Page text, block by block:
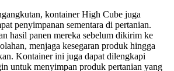
kontainer High Cube juga
penyimpanan sementara di pertanian.
hasil panen mereka sebelum dikirim ke
menjaga kesegaran produk hingga
Kontainer ini juga dapat dilengkapi
untuk menyimpan produk pertanian yang